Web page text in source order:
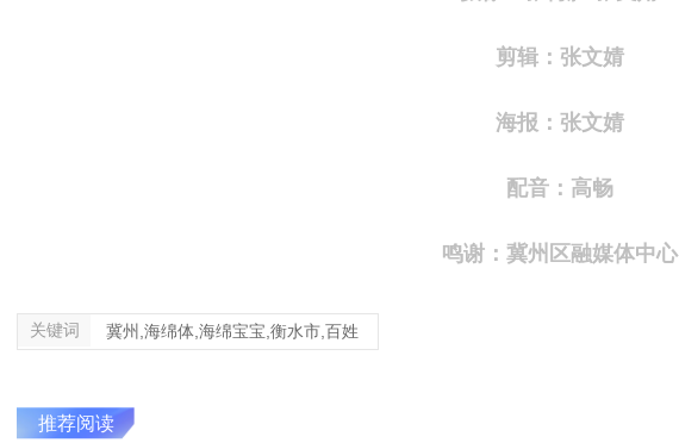
剪辑：张文婧
海报：张文婧
配音：高畅
鸣谢：冀州区融媒体中心
关键词 冀州,海绵体,海绵宝宝,衡水市,百姓
推荐阅读